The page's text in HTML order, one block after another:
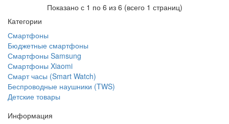
Показано с 1 по 6 из 6 (всего 1 страниц)
Категории
Смартфоны
Бюджетные смартфоны
Смартфоны Samsung
Смартфоны Xiaomi
Смарт часы (Smart Watch)
Беспроводные наушники (TWS)
Детские товары
Информация